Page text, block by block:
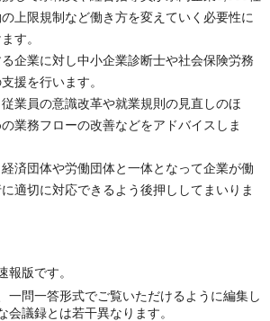
上限規制など働き方を変えていく必要性に
す。
企業に対し中小企業診断士や社会保険労務
援を行います。
業員の意識改革や就業規則の見直しのほ
業務フローの改善などをアドバイスしま
済団体や労働団体と一体となって企業が働
適切に対応できるよう後押ししてまいりま
報版です。
一問一答形式でご覧いただけるように編集し
会議録とは若干異なります。